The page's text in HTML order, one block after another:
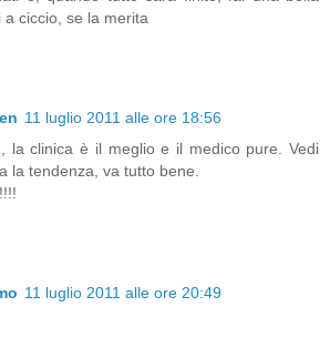
ciccio, se la merita
11 luglio 2011 alle ore 18:56
la clinica è il meglio e il medico pure. Vedi
la tendenza, va tutto bene.
11 luglio 2011 alle ore 20:49